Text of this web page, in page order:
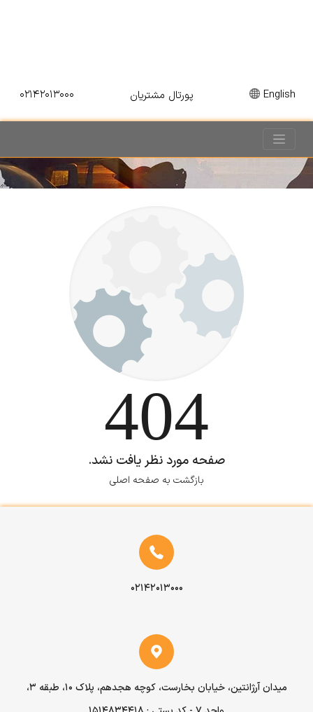
English پورتال مشتریان ۰۲۱۴۲۰۱۳۰۰۰
404
صفحه مورد نظر یافت نشد.
بازگشت به صفحه اصلی
۰۲۱۴۲۰۱۳۰۰۰
میدان آرژانتین، خیابان بخارست، کوچه هجدهم، پلاک ۱۰، طبقه ۳،